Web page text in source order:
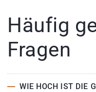
Häufig
Fragen
WIE HOCH IST DIE